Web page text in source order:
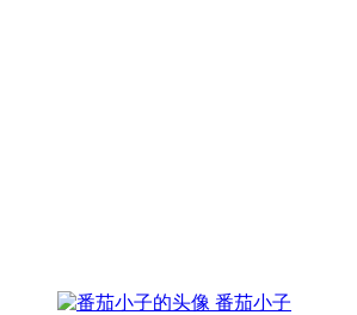
番茄小子